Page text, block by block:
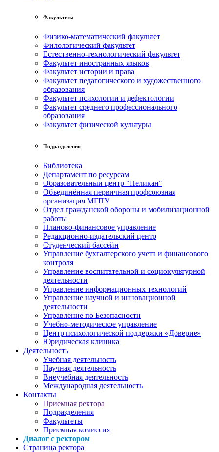
Факультеты
Физико-математический факультет
Филологический факультет
Естественно-технологический факультет
Факультет иностранных языков
Факультет истории и права
Факультет педагогического и художественного
образования
Факультет психологии и дефектологии
Факультет среднего профессионального
образования
Факультет физической культуры
Подразделения
Библиотека
Департамент по ресурсам
Образовательный центр "Пеликан"
Объединённая первичная профсоюзная
организация МГПУ
Отдел гражданской обороны и мобилизационной
работы
Планово-финансовое управление
Редакционно-издательский центр
Студенческий бассейн
Управление бухгалтерского учета и финансового
контроля
Управление воспитательной и социокультурной
деятельности
Управление информационных технологий
Управление научной и инновационной
деятельности
Управление по Безопасности
Учебно-методическое управление
Центр психологической поддержки «Доверие»
Юридическая клиника
Деятельность
Учебная деятельность
Научная деятельность
Внеучебная деятельность
Международная деятельность
Контакты
Приемная ректора
Подразделения
Факультеты
Приемная комиссия
Диалог с ректором
Страница ректора